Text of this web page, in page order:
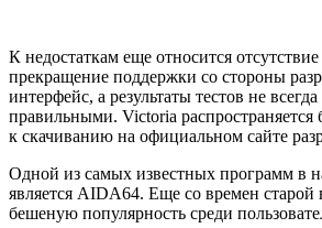
К недостаткам еще относится отсутствие
прекращение поддержки со стороны
интерфейс, а результаты тестов не
правильными. Victoria распространяется
к скачиванию на официальном сайте
Одной из самых известных программ в
является AIDA64. Еще со времен старой
бешеную популярность среди